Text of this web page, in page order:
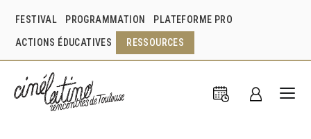
FESTIVAL PROGRAMMATION PLATEFORME PRO
ACTIONS ÉDUCATIVES RESSOURCES